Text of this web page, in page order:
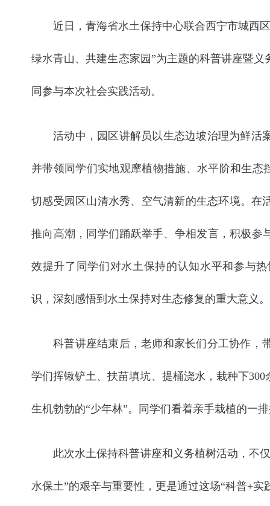
近日，青海省水土保持中心联合西宁市城西
绿水青山、共建生态家园”为主题的科普讲座暨
同参与本次社会实践活动。
活动中，园区讲解员以生态边坡治理为鲜活
并带领同学们实地观摩植物措施、水平阶和生态
切感受园区山清水秀、空气清新的生态环境。在
推向高潮，同学们踊跃举手、争相发言，积极参
效提升了同学们对水土保持的认知水平和参与
识，深刻感悟到水土保持对生态修复的重大意义。
科普讲座结束后，老师和家长们分工协作，
学们挥锹铲土、扶苗填坑、提桶浇水，栽种下
生机勃勃的“少年林”。同学们看着亲手栽植的一
此次水土保持科普讲座和义务植树活动，不
水保土”的艰辛与重要性，更是通过这场“科普+